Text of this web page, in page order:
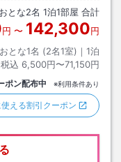
おとな2名 1泊1部屋 合計
円 〜 142,300円
おとな1名 (2名1室)｜ 1泊
税込 6,500円〜71,150円
ポン配布中 ※利用条件あり
える割引クーポン